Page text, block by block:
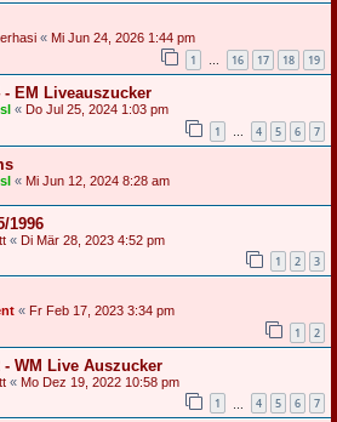
« Mi Jun 24, 2026 1:44 pm
1 … 16 17 18 19
- EM Liveauszucker
« Do Jul 25, 2024 1:03 pm
1 … 4 5 6 7
« Mi Jun 12, 2024 8:28 am
1996
« Di Mär 28, 2023 4:52 pm
1 2 3
« Fr Feb 17, 2023 3:34 pm
1 2
- WM Live Auszucker
« Mo Dez 19, 2022 10:58 pm
1 4 5 6 7